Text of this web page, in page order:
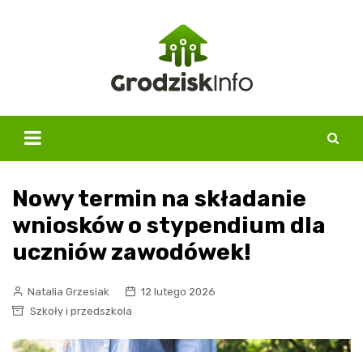
Nowy termin na składanie
wniosków o stypendium dla
uczniów zawodówek!
Natalia Grzesiak
12 lutego 2026
Szkoły i przedszkola